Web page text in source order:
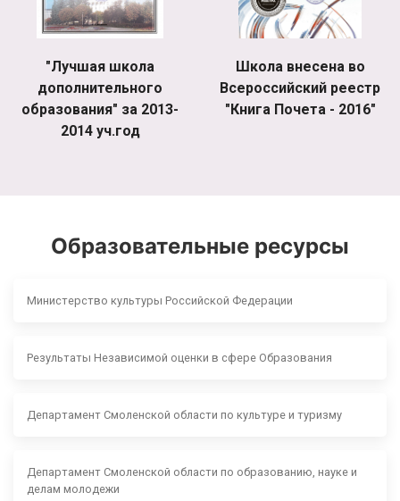
"Лучшая школа
дополнительного
образования" за 2013-
2014 уч.год
Школа внесена во
Всероссийский реестр
"Книга Почета - 2016"
Образовательные ресурсы
Министерство культуры Российской Федерации
Результаты Независимой оценки в сфере Образования
Департамент Смоленской области по культуре и туризму
Департамент Смоленской области по образованию, науке и
делам молодежи